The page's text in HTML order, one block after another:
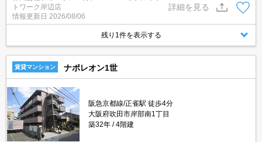
合せ下さい♪
トワーク岸辺店
情報更新日 2026/08/06
詳細を見る
残り1件を表示する
賃貸マンション ナポレオン1世
阪急京都線/正雀駅 徒歩4分
大阪府吹田市岸部南1丁目
築32年
4階建